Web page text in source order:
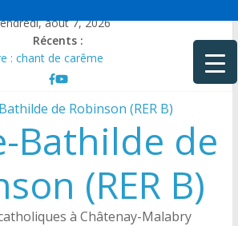
août 7, 2026
Récents :
: chant de carême
Chatenay-Malabry
aujourd’hui …
Conférence des Évêques de France
Bathilde de
(RER B)
à Châtenay-Malabry